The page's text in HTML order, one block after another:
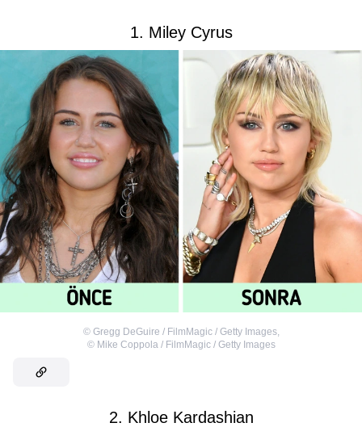
1. Miley Cyrus
© Gregg DeGuire / FilmMagic / Getty Images,
© Mike Coppola / FilmMagic / Getty Images
2. Khloe Kardashian